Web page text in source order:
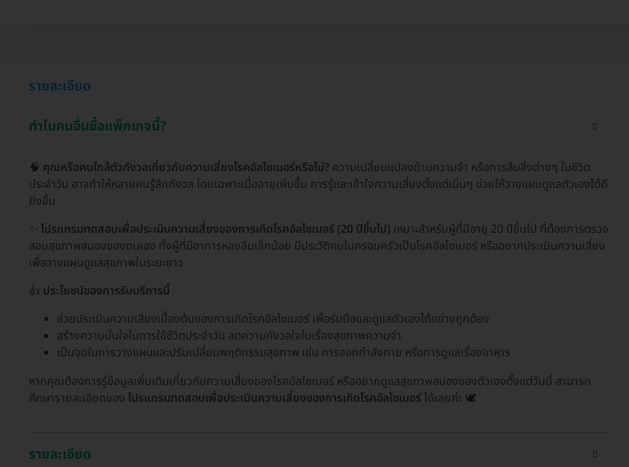
รายละเอียด
ทำไมคนอื่นซื้อแพ็กเกจนี้?
🧠 คุณหรือคนใกล้ตัวกังวลเกี่ยวกับความเสี่ยงโรคอัลไซเมอร์หรือไม่? ความเปลี่ยนแปลงด้านความจำ หรือการลืมสิ่งต่างๆ ในชีวิต
ประจำวัน อาจทำให้หลายคนรู้สึกกังวล โดยเฉพาะเมื่ออายุเพิ่มขึ้น การรู้และเข้าใจความเสี่ยงตั้งแต่เนิ่นๆ ช่วยให้วางแผนดูแลตัวเองได้ดี
ยิ่งขึ้น
โปรแกรมทดสอบเพื่อประเมินความเสี่ยงของการเกิดโรคอัลไซเมอร์ (20 ปีขึ้นไป) เหมาะสำหรับผู้ที่มีอายุ 20 ปีขึ้นไป ที่ต้องการตรวจ
สอบสุขภาพสมองของตนเอง ทั้งผู้ที่มีอาการหลงลืมเล็กน้อย มีประวัติคนในครอบครัวเป็นโรคอัลไซเมอร์ หรืออยากประเมินความเสี่ยง
เพื่อวางแผนดูแลสุขภาพในระยะยาว
👍 ประโยชน์ของการรับบริการนี้
ช่วยประเมินความเสี่ยงเบื้องต้นของการเกิดโรคอัลไซเมอร์ เพื่อรับมือและดูแลตัวเองได้อย่างถูกต้อง
สร้างความมั่นใจในการใช้ชีวิตประจำวัน ลดความกังวลใจในเรื่องสุขภาพความจำ
เป็นจุดในการวางแผนและปรับเปลี่ยนพฤติกรรมสุขภาพ เช่น การออกกำลังกาย หรือการดูแลเรื่องอาหาร
หากคุณต้องการรู้ข้อมูลเพิ่มเติมเกี่ยวกับความเสี่ยงของโรคอัลไซเมอร์ หรืออยากดูแลสุขภาพสมองของตัวเองตั้งแต่วันนี้ สามารถ
ศึกษารายละเอียดของ โปรแกรมทดสอบเพื่อประเมินความเสี่ยงของการเกิดโรคอัลไซเมอร์ได้เลยค่ะ 🕊️
รายละเอียด